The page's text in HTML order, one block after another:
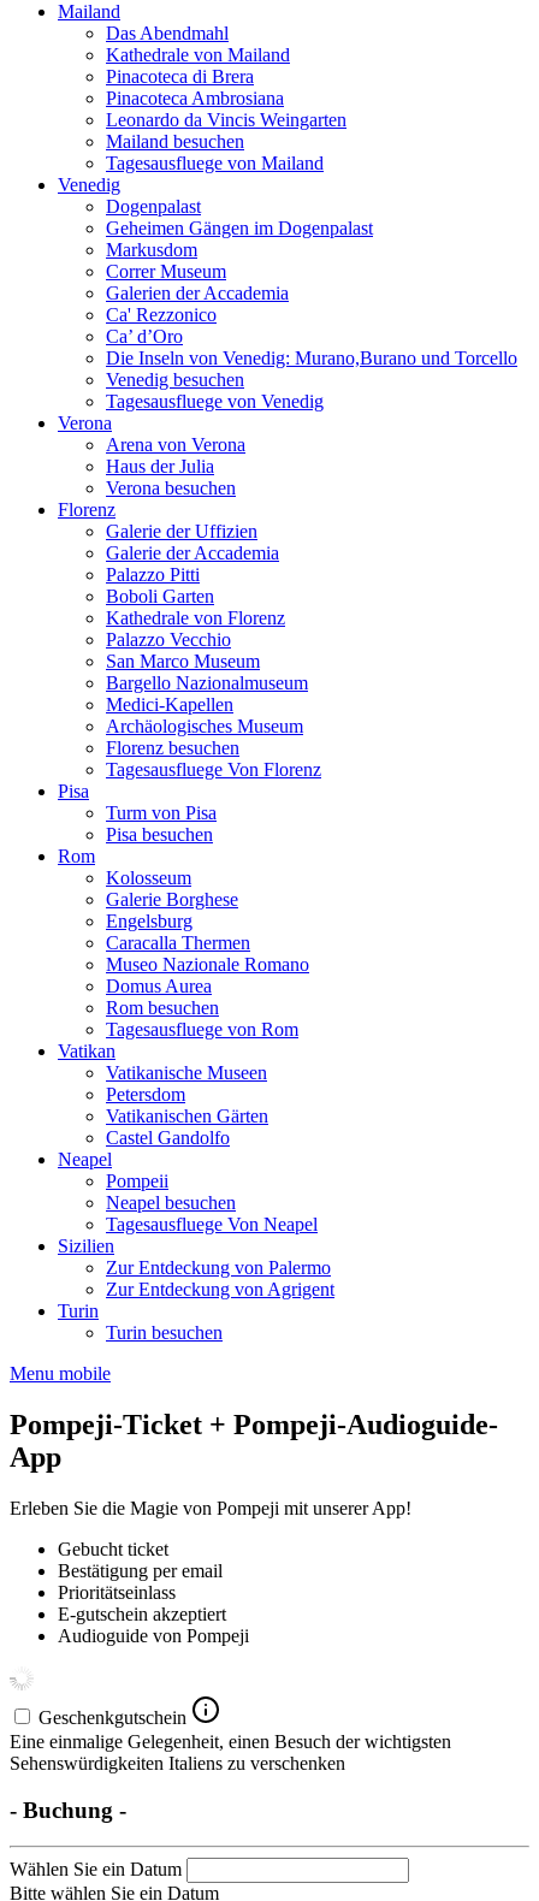
Mailand
Das Abendmahl
Kathedrale von Mailand
Pinacoteca di Brera
Pinacoteca Ambrosiana
Leonardo da Vincis Weingarten
Mailand besuchen
Tagesausfluege von Mailand
Venedig
Dogenpalast
Geheimen Gängen im Dogenpalast
Markusdom
Correr Museum
Galerien der Accademia
Ca' Rezzonico
Ca’ d’Oro
Die Inseln von Venedig: Murano,Burano und Torcello
Venedig besuchen
Tagesausfluege von Venedig
Verona
Arena von Verona
Haus der Julia
Verona besuchen
Florenz
Galerie der Uffizien
Galerie der Accademia
Palazzo Pitti
Boboli Garten
Kathedrale von Florenz
Palazzo Vecchio
San Marco Museum
Bargello Nazionalmuseum
Medici-Kapellen
Archäologisches Museum
Florenz besuchen
Tagesausfluege Von Florenz
Pisa
Turm von Pisa
Pisa besuchen
Rom
Kolosseum
Galerie Borghese
Engelsburg
Caracalla Thermen
Museo Nazionale Romano
Domus Aurea
Rom besuchen
Tagesausfluege von Rom
Vatikan
Vatikanische Museen
Petersdom
Vatikanischen Gärten
Castel Gandolfo
Neapel
Pompeii
Neapel besuchen
Tagesausfluege Von Neapel
Sizilien
Zur Entdeckung von Palermo
Zur Entdeckung von Agrigent
Turin
Turin besuchen
Menu mobile
Pompeji-Ticket + Pompeji-Audioguide-
App
Erleben Sie die Magie von Pompeji mit unserer App!
Gebucht ticket
Bestätigung per email
Prioritätseinlass
E-gutschein akzeptiert
Audioguide von Pompeji
Geschenkgutschein
Eine einmalige Gelegenheit, einen Besuch der wichtigsten
Sehenswürdigkeiten Italiens zu verschenken
- Buchung -
Wählen Sie ein Datum
Bitte wählen Sie ein Datum